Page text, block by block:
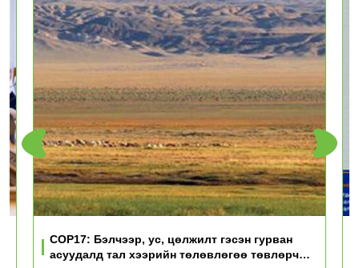
COP17: Бэлчээр, ус, цөлжилт гэсэн гурван
асуудалд тал хээрийн төлөвлөгөө төвлөрч